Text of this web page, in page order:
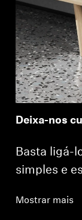
Deixa-nos
Basta ligá-
simples e
Mostrar mais